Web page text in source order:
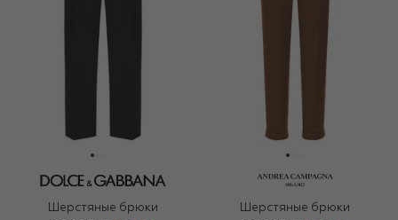
Шерстяные брюки
Шерстяные брюки